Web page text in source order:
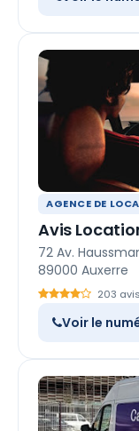
AGENCE DE
Avis
72 Av.
89000 Auxerre
203 avis
Voir le